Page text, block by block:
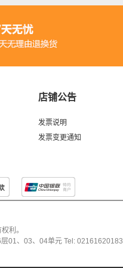
店铺公告
发票说明
发票变更通知
利。
01、03、04单元 Tel: 02161620183